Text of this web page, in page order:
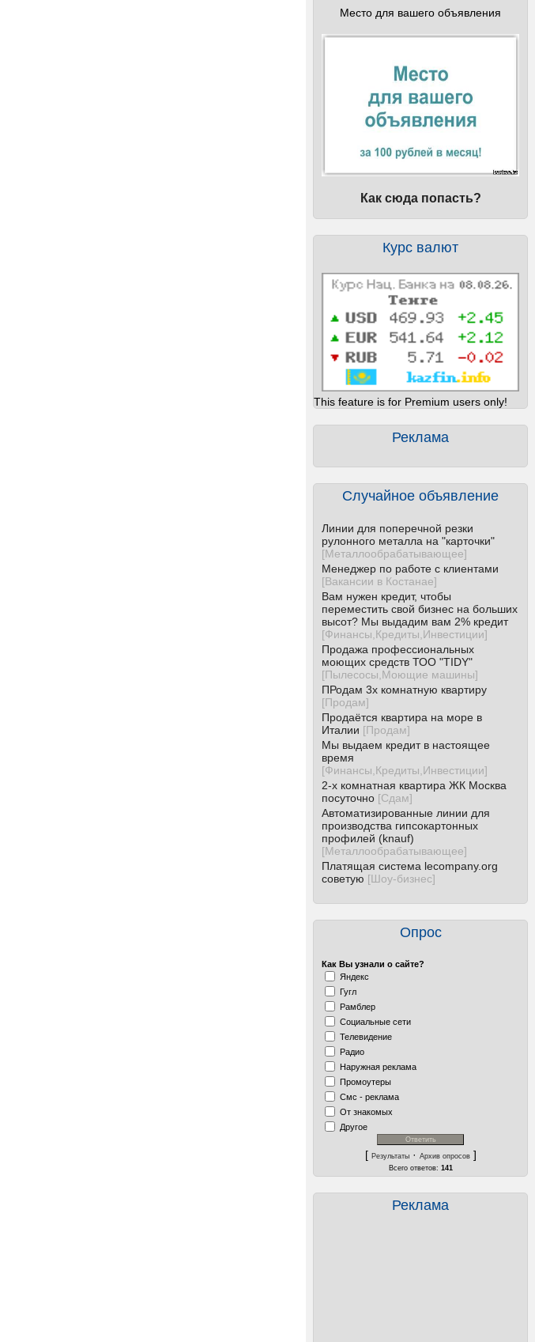
Место для вашего объявления
Как сюда попасть?
Курс валют
This feature is for Premium users only!
Реклама
Случайное объявление
Линии для поперечной резки
рулонного металла на "карточки"
[Металлообрабатывающее]
Менеджер по работе с клиентами
[Вакансии в Костанае]
Вам нужен кредит, чтобы
переместить свой бизнес на больших
высот? Мы выдадим вам 2% кредит
[Финансы,Кредиты,Инвестиции]
Продажа профессиональных
моющих средств ТОО "TIDY"
[Пылесосы,Моющие машины]
ПРодам 3х комнатную квартиру
[Продам]
Продаётся квартира на море в
Италии [Продам]
Мы выдаем кредит в настоящее
время
[Финансы,Кредиты,Инвестиции]
2-х комнатная квартира ЖК Москва
посуточно [Сдам]
Автоматизированные линии для
производства гипсокартонных
профилей (knauf)
[Металлообрабатывающее]
Платящая система lecompany.org
советую [Шоу-бизнес]
Опрос
Как Вы узнали о сайте?
Яндекс
Гугл
Рамблер
Социальные сети
Телевидение
Радио
Наружная реклама
Промоутеры
Смс - реклама
От знакомых
Другое
[ Результаты· Архив опросов]
Всего ответов: 141
Реклама